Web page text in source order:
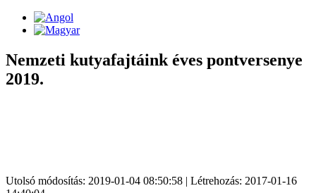
Nemzeti kutyafajtáink éves pontversenye
2019.
Utolsó módosítás: 2019-01-04 08:50:58 | Létrehozás: 2017-01-16